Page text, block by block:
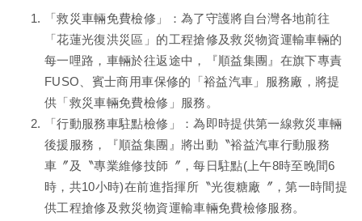
「救災車輛免費檢修」：為了守護將自台灣各地前往
「花蓮光復洪災區」的工程搶修及救災物資運輸車輛的
每一哩路，車輛於往返途中，『順益集團』在旗下專責
FUSO、賓士商用車保修的「裕益汽車」服務廠，將提
供「救災車輛免費檢修」服務。
「行動服務車駐點檢修」：為即時提供第一線救災車輛
後援服務，『順益集團』將出動〝裕益汽車行動服務
車〞及〝專業維修技師〞，每日駐點(上午8時至晚間6
時，共10小時)在前進指揮所〝光復糖廠〞，第一時間提
供工程搶修及救災物資運輸車輛免費檢修服務。